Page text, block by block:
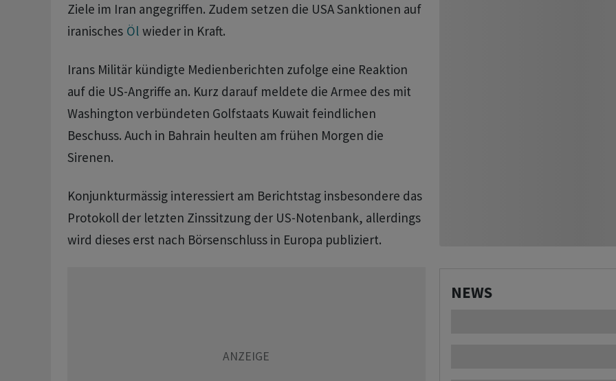
Ziele im Iran angegriffen. Zudem setzen die USA Sanktionen auf
iranisches Öl wieder in Kraft.
Irans Militär kündigte Medienberichten zufolge eine Reaktion
auf die US-Angriffe an. Kurz darauf meldete die Armee des mit
Washington verbündeten Golfstaats Kuwait feindlichen
Beschuss. Auch in Bahrain heulten am frühen Morgen die
Sirenen.
Konjunkturmässig interessiert am Berichtstag insbesondere das
Protokoll der letzten Zinssitzung der US-Notenbank, allerdings
wird dieses erst nach Börsenschluss in Europa publiziert.
NEWS